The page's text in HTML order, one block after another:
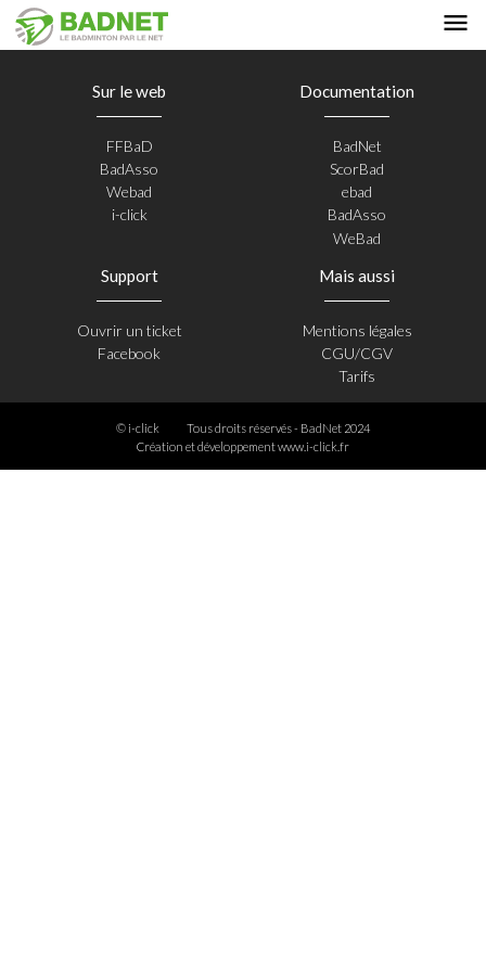
Sur le web
FFBaD
BadAsso
Webad
i-click
Documentation
BadNet
ScorBad
ebad
BadAsso
WeBad
Support
Ouvrir un ticket
Facebook
Mais aussi
Mentions légales
CGU/CGV
Tarifs
© i-click
Tous droits réservés - BadNet 2024
Création et développementwww.i-click.fr